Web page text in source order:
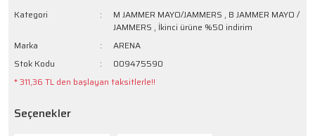
Kategori M JAMMER MAYO/JAMMERS , B JAMMER MAYO /
JAMMERS , İkinci ürüne %50 indirim
Marka
ARENA
Stok Kodu
009475590
* 311,36 TL den başlayan taksitlerle!!
Seçenekler